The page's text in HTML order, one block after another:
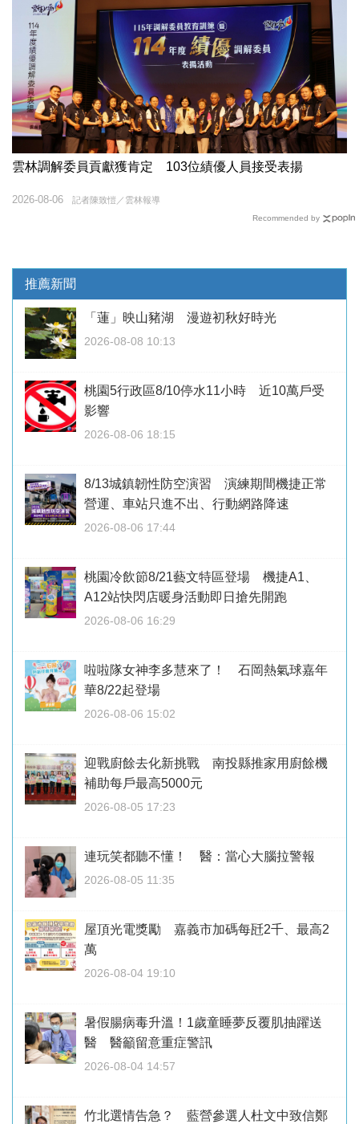
雲林調解委員貢獻獲肯定 103位績優人員接受表揚
記者陳致愷／雲林報導
2026-08-06
Recommended by
推薦新聞
「蓮」映山豬湖 漫遊初秋好時光
2026-08-08 10:13
桃園5行政區8/10停水11小時 近10萬戶受
影響
2026-08-06 18:15
8/13城鎮韌性防空演習 演練期間機捷正常
營運、車站只進不出、行動網路降速
2026-08-06 17:44
桃園冷飲節8/21藝文特區登場 機捷A1、
A12站快閃店暖身活動即日搶先開跑
2026-08-06 16:29
啦啦隊女神李多慧來了！ 石岡熱氣球嘉年
華8/22起登場
2026-08-06 15:02
迎戰廚餘去化新挑戰 南投縣推家用廚餘機
補助每戶最高5000元
2026-08-05 17:23
連玩笑都聽不懂！ 醫：當心大腦拉警報
2026-08-05 11:35
屋頂光電獎勵 嘉義市加碼每瓩2千、最高2
萬
2026-08-04 19:10
暑假腸病毒升溫！1歲童睡夢反覆肌抽躍送
醫 醫籲留意重症警訊
2026-08-04 14:57
竹北選情告急？ 藍營參選人杜文中致信鄭